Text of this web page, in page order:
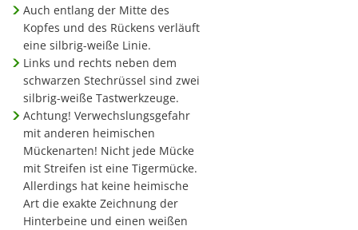
Auch entlang der Mitte des
Kopfes und des Rückens verläuft
eine silbrig-weiße Linie.
Links und rechts neben dem
schwarzen Stechrüssel sind zwei
silbrig-weiße Tastwerkzeuge.
Achtung! Verwechslungsgefahr
mit anderen heimischen
Mückenarten! Nicht jede Mücke
mit Streifen ist eine Tigermücke.
Allerdings hat keine heimische
Art die exakte Zeichnung der
Hinterbeine und einen weißen